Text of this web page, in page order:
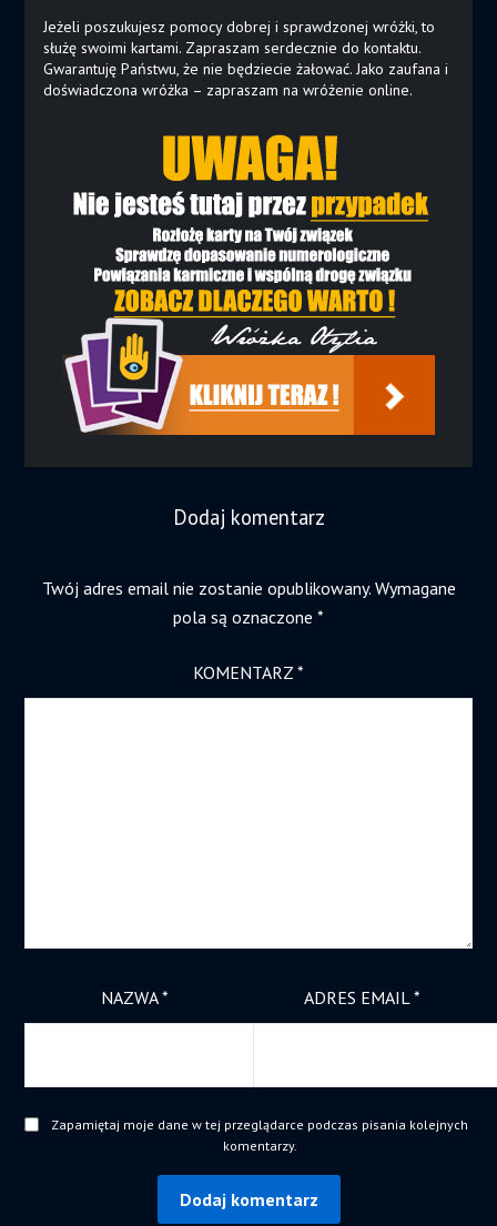
Jeżeli poszukujesz pomocy dobrej i sprawdzonej wróżki, to
służę swoimi kartami. Zapraszam serdecznie do kontaktu.
Gwarantuję Państwu, że nie będziecie żałować. Jako zaufana i
doświadczona wróżka – zapraszam na wróżenie online.
Dodaj komentarz
Twój adres email nie zostanie opublikowany. Wymagane
pola są oznaczone *
KOMENTARZ *
NAZWA* ADRES EMAIL*
Zapamiętaj moje dane w tej przeglądarce podczas pisania kolejnych
komentarzy.